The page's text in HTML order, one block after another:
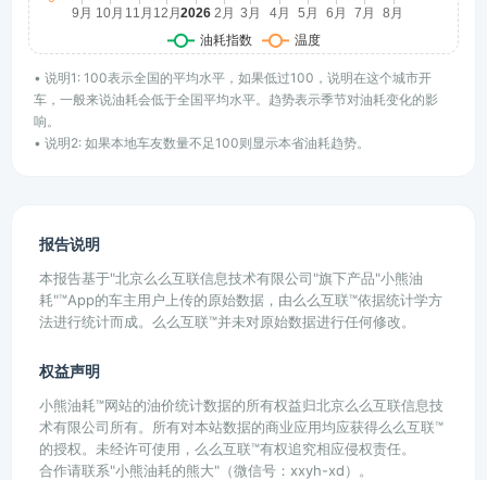
• 说明1: 100表示全国的平均水平，如果低过100，说明在这个城市开
车，一般来说油耗会低于全国平均水平。趋势表示季节对油耗变化的影
响。
• 说明2: 如果本地车友数量不足100则显示本省油耗趋势。
报告说明
本报告基于"北京么么互联信息技术有限公司"旗下产品"小熊油
耗"™App的车主用户上传的原始数据，由么么互联™依据统计学方
法进行统计而成。么么互联™并未对原始数据进行任何修改。
权益声明
小熊油耗™网站的油价统计数据的所有权益归北京么么互联信息技
术有限公司所有。所有对本站数据的商业应用均应获得么么互联™
的授权。未经许可使用，么么互联™有权追究相应侵权责任。
合作请联系"小熊油耗的熊大"（微信号：xxyh-xd）。